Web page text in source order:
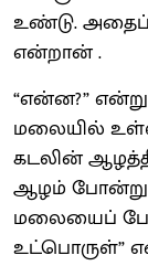
உண்டு. அதைப்
என்றான் .
“என்ன?”
மலையில்
கடலின்
ஆழம் போன்று
மலையைப்
உட்பொருள்”